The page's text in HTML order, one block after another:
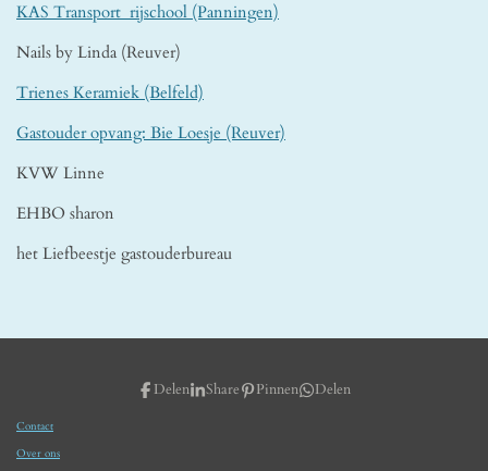
KAS Transport rijschool (Panningen)
Nails by Linda (Reuver)
Trienes Keramiek (Belfeld)
Gastouder opvang: Bie Loesje (Reuver)
KVW Linne
EHBO sharon
het Liefbeestje gastouderbureau
Delen Share Pinnen Delen
Contact
Over ons